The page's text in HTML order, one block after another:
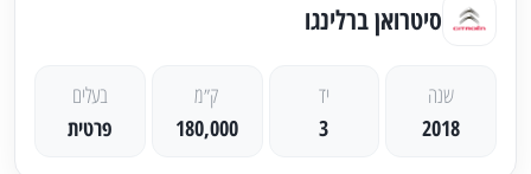
סיטרואן ברלינגו
שנה
2018
יד
3
ק״מ
180,000
בעלים
פרטית